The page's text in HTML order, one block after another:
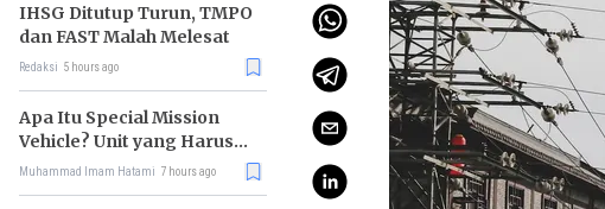
IHSG Ditutup Turun, TMPO
dan FAST Malah Melesat
Redaksi 5 hours ago
Apa Itu Special Mission
Vehicle? Unit yang Harus
Bereskan Utang Whoosh
Muhammad Imam Hatami 7 hours ago